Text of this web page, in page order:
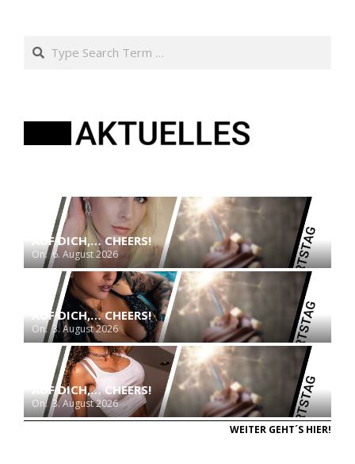
Search
AUF DICH,… CHEERS!
On: 6. August 2026
AUF DICH,… CHEERS!
On: 3. August 2026
AUF DICH,… CHEERS!
On: 3. August 2026
WEITER GEHT´S HIER!